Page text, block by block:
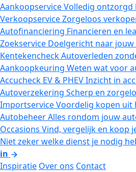
AankoopserviceVolledig ontzorgd
VerkoopserviceZorgeloos
Autofinanciering Financieren en
Zoekservice Doelgericht naar jouw
KentekencheckAutoverleden
Aankoopkeuring Weten wat voor
Accucheck EV & PHEVInzicht in
Autoverzekering Scherp en
ImportserviceVoordelig kopen uit
AutobeheerAlles rondom jouw
Occasions Vind, vergelijk en koop
Niet zeker welke dienst je nodig
in
Inspiratie Over ons Contact